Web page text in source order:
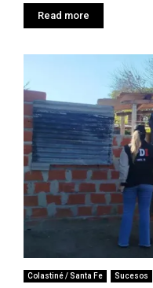
Read more
Colastiné / Santa Fe Sucesos